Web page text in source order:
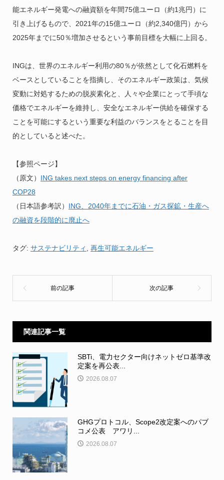
能エネルギー発電への融資額を年間75億ユーロ（約1兆円）に
引き上げるもので、2021年の15億ユーロ（約2,340億円）から
2025年までに50％増加させるという事前目標を大幅に上回る。
INGは、世界のエネルギー利用の80％が依然として化石燃料を
ベースとしていることを指摘し、そのエネルギー政策は、気候
変動に対処するための脱炭素化と、人々や企業にとって手頃な
価格でエネルギーを維持し、安全なエネルギー供給を確保する
ことを可能にするという重要な利益のバランスをとることを目
的としていると述べた。
【参照ページ】
（原文） ING takes next steps on energy financing after
COP28
（日本語参考訳） ING、2040年までに石油・ガス探鉱・生産へ
の融資を段階的に廃止へ
タグ: サステナビリティ 再生可能エネルギー
関連記事一覧
SBTi、電力セクター向けネットゼロ基準改
定案を再公表...
2026.08.07
GHGプロトコル、Scope2改定案へのパブ
コメ公表 アワリ...
2026.08.07